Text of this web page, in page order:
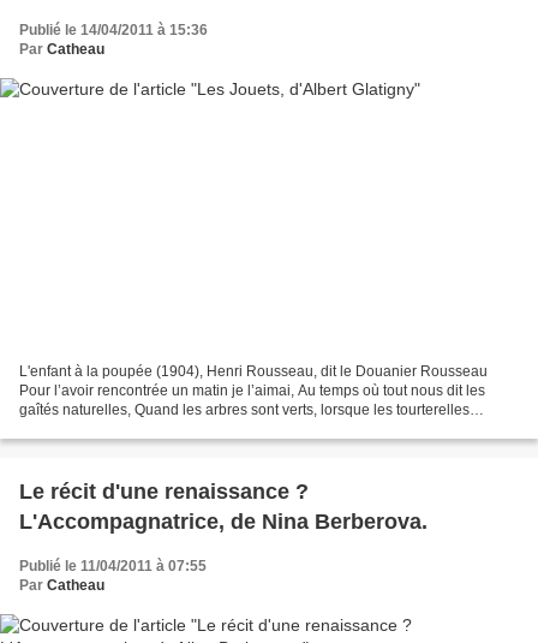
Publié le 14/04/2011 à 15:36
Par Catheau
L'enfant à la poupée (1904), Henri Rousseau, dit le Douanier Rousseau
Pour l’avoir rencontrée un matin je l’aimai, Au temps où tout nous dit les
gaîtés naturelles, Quand les arbres sont verts, lorsque les tourterelles
Le récit d'une renaissance ?
L'Accompagnatrice, de Nina Berberova.
Publié le 11/04/2011 à 07:55
Par Catheau